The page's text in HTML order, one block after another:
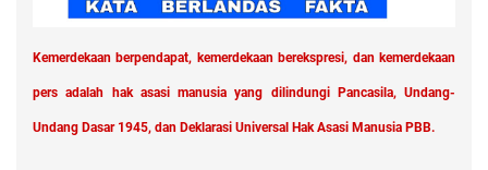
Kemerdekaan berpendapat, kemerdekaan berekspresi, dan kemerdekaan
pers adalah hak asasi manusia yang dilindungi Pancasila, Undang-
Undang Dasar 1945, dan Deklarasi Universal Hak Asasi Manusia PBB.